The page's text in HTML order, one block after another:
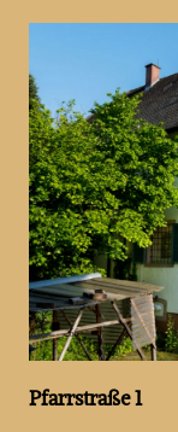
Pfarrstraße 1